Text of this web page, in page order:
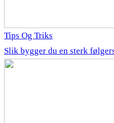
Tips Og Triks
Slik bygger du en sterk